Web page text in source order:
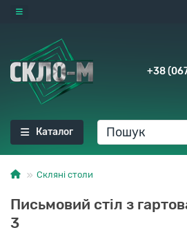
+38
Каталог
Скляні столи
Письмовий стіл з
3